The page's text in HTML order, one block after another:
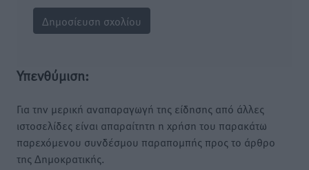
Υπενθύμιση:
Για την μερική αναπαραγωγή της είδησης από άλλες
ιστοσελίδες είναι απαραίτητη η χρήση του παρακάτω
παρεχόμενου συνδέσμου παραπομπής προς το άρθρο
της Δημοκρατικής.